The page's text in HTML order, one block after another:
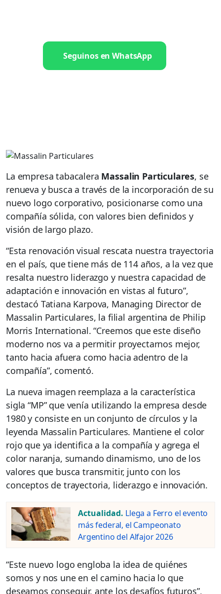
Seguinos en WhatsApp
La empresa tabacalera Massalin Particulares, se
renueva y busca a través de la incorporación de su
nuevo logo corporativo, posicionarse como una
compañía sólida, con valores bien definidos y
visión de largo plazo.
“Esta renovación visual rescata nuestra trayectoria
en el país, que tiene más de 114 años, a la vez que
resalta nuestro liderazgo y nuestra capacidad de
adaptación e innovación en vistas al futuro”,
destacó Tatiana Karpova, Managing Director de
Massalin Particulares, la filial argentina de Philip
Morris International. “Creemos que este diseño
moderno nos va a permitir proyectarnos mejor,
tanto hacia afuera como hacia adentro de la
compañía”, comentó.
La nueva imagen reemplaza a la característica
sigla “MP” que venía utilizando la empresa desde
1980 y consiste en un conjunto de círculos y la
leyenda Massalin Particulares. Mantiene el color
rojo que ya identifica a la compañía y agrega el
color naranja, sumando dinamismo, uno de los
valores que busca transmitir, junto con los
conceptos de trayectoria, liderazgo e innovación.
Actualidad. Llega a Ferro el evento
más federal, el Campeonato
Argentino del Alfajor 2026
“Este nuevo logo engloba la idea de quiénes
somos y nos une en el camino hacia lo que
deseamos conseguir, ante los desafíos futuros”,